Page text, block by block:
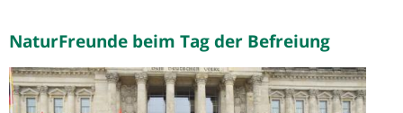
NaturFreunde beim Tag der Befreiung